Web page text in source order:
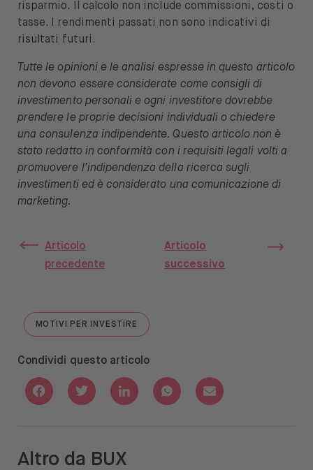
risparmio. Il calcolo non include commissioni, costi o
tasse. I rendimenti passati non sono indicativi di
risultati futuri.
Tutte le opinioni e le analisi espresse in questo articolo
non devono essere considerate come consigli di
investimento personali e ogni investitore dovrebbe
prendere le proprie decisioni individuali o chiedere
una consulenza indipendente. Questo articolo non è
stato redatto in conformità con i requisiti legali volti a
promuovere l’indipendenza della ricerca sugli
investimenti ed è considerato una comunicazione di
marketing.
Articolo
precedente
Articolo
successivo
MOTIVI PER INVESTIRE
GO TO "MOTIVI PER INVESTIRE"
Condividi questo articolo
Condividere tramite Facebook
Condividere tramite Twitter
Condividere tramite Linkedin
Condividere tramite
Condividere
Altro da BUX